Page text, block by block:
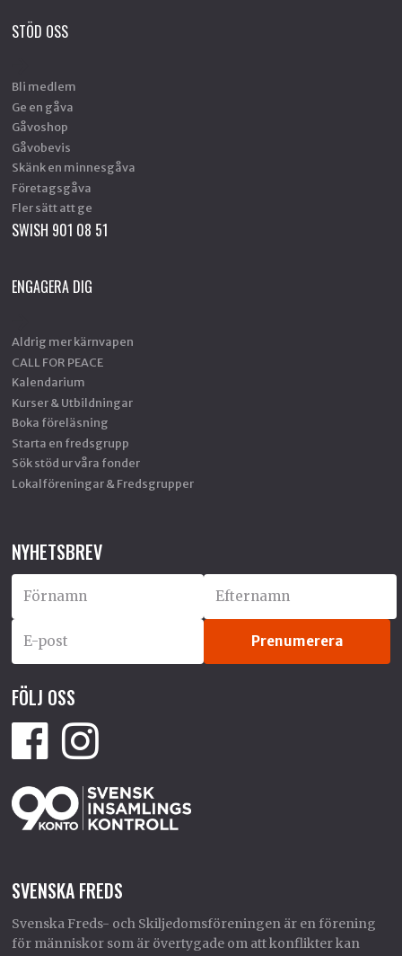
STÖD OSS
Bli medlem
Ge en gåva
Gåvoshop
Gåvobevis
Skänk en minnesgåva
Företagsgåva
Fler sätt att ge
SWISH 901 08 51
ENGAGERA DIG
Aldrig mer kärnvapen
CALL FOR PEACE
Kalendarium
Kurser & Utbildningar
Boka föreläsning
Starta en fredsgrupp
Sök stöd ur våra fonder
Lokalföreningar & Fredsgrupper
NYHETSBREV
FÖLJ OSS
SVENSKA FREDS
Svenska Freds- och Skiljedomsföreningen är en förening
för människor som är övertygade om att konflikter kan